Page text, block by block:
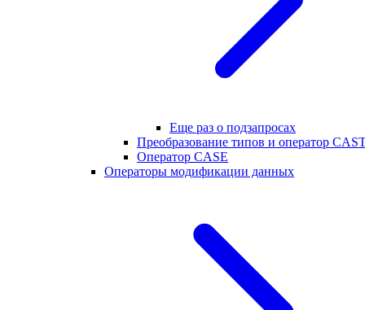
Еще раз о подзапросах
Преобразование типов и оператор
Оператор CASE
Операторы модификации данных